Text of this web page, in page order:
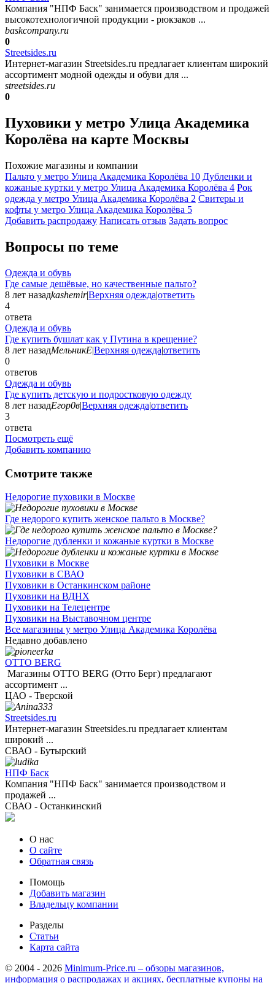
Компания "НПФ Баск" занимается производством и продажей
высокотехнологичной продукции - рюкзаков ...
baskcompany.ru
0
Streetsides.ru
Интернет-магазин Streetsides.ru предлагает клиентам широкий
ассортимент модной одежды и обуви для ...
streetsides.ru
0
Пуховики у метро Улица Академика
Королёва на карте Москвы
Похожие магазины и компании
Пальто у метро Улица Академика Королёва 10 Дубленки и
кожаные куртки у метро Улица Академика Королёва 4 Рок
одежда у метро Улица Академика Королёва 2 Свитеры и
кофты у метро Улица Академика Королёва 5
Добавить раcпродажу Написать отзыв Задать вопрос
Вопросы по теме
Одежда и обувь
Где самые дешёвые, но качественные пальто?
8 лет назадkashemir|Верхняя одежда|ответить
4
ответа
Одежда и обувь
Где купить бушлат как у Путина в крещение?
8 лет назадМельникЕ|Верхняя одежда|ответить
0
ответов
Одежда и обувь
Где купить детскую и подростковую одежду
8 лет назадЕгор0в|Верхняя одежда|ответить
3
ответа
Посмотреть ещё
Добавить компанию
Смотрите также
Недорогие пуховики в Москве
Где недорого купить женское пальто в Москве?
Недорогие дубленки и кожаные куртки в Москве
Пуховики в Москве
Пуховики в СВАО
Пуховики в Останкинском районе
Пуховики на ВДНХ
Пуховики на Телецентре
Пуховики на Выставочном центре
Все магазины у метро Улица Академика Королёва
Недавно добавлено
OTTO BERG
Магазины OTTO BERG (Отто Берг) предлагают
ассортимент ...
ЦАО - Тверской
Streetsides.ru
Интернет-магазин Streetsides.ru предлагает клиентам
широкий ...
СВАО - Бутырский
НПФ Баск
Компания "НПФ Баск" занимается производством и
продажей ...
СВАО - Останкинский
О нас
О сайте
Обратная связь
Помощь
Добавить магазин
Владельцу компании
Разделы
Статьи
Карта сайта
© 2004 - 2026 Minimum-Price.ru – обзоры магазинов,
информация о распродажах и акциях, бесплатные купоны на